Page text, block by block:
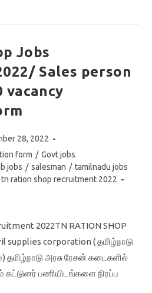
Jobs
Sales person
vacancy
28, 2022
form / Govt jobs
jobs / salesman / tamilnadu jobs
tn ration shop recruitment 2022
2022TN RATION SHOP
supplies corporation ( தமிழ்நாடு
அரசு ரேசன் கடைகளில்
கட்டுனர் பணியிடங்களை நிரப்ப